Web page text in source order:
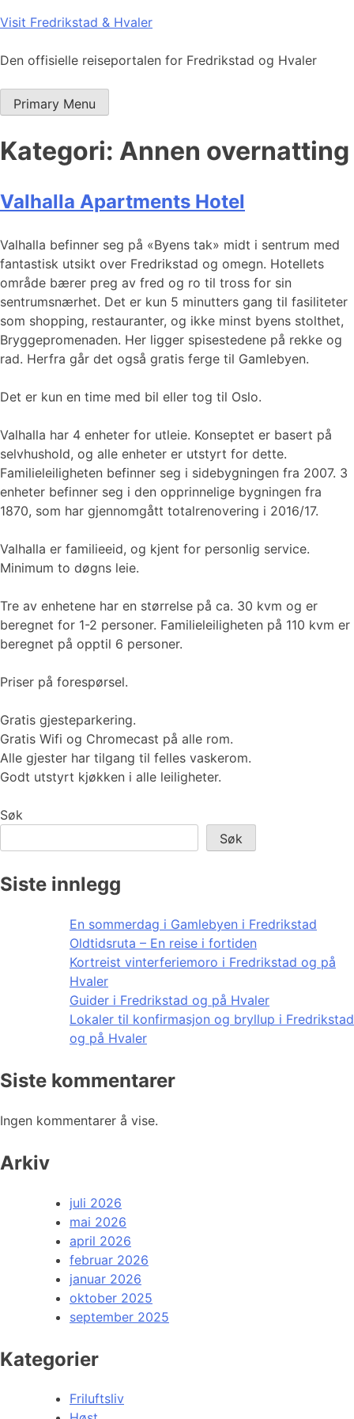
Skip
content
Visit Fredrikstad & Hvaler
Den offisielle reiseportalen for Fredrikstad og Hvaler
Primary Menu
Kategori: Annen overnatting
Valhalla Apartments Hotel
Valhalla befinner seg på «Byens tak» midt i sentrum med
fantastisk utsikt over Fredrikstad og omegn. Hotellets
område bærer preg av fred og ro til tross for sin
sentrumsnærhet. Det er kun 5 minutters gang til fasiliteter
som shopping, restauranter, og ikke minst byens stolthet,
Bryggepromenaden. Her ligger spisestedene på rekke og
rad. Herfra går det også gratis ferge til Gamlebyen.
Det er kun en time med bil eller tog til Oslo.
Valhalla har 4 enheter for utleie. Konseptet er basert på
selvhushold, og alle enheter er utstyrt for dette.
Familieleiligheten befinner seg i sidebygningen fra 2007. 3
enheter befinner seg i den opprinnelige bygningen fra
1870, som har gjennomgått totalrenovering i 2016/17.
Valhalla er familieeid, og kjent for personlig service.
Minimum to døgns leie.
Tre av enhetene har en størrelse på ca. 30 kvm og er
beregnet for 1-2 personer. Familieleiligheten på 110 kvm er
beregnet på opptil 6 personer.
Priser på forespørsel.
Gratis gjesteparkering.
Gratis Wifi og Chromecast på alle rom.
Alle gjester har tilgang til felles vaskerom.
Godt utstyrt kjøkken i alle leiligheter.
Søk
Søk
Siste innlegg
En sommerdag i Gamlebyen i Fredrikstad
Oldtidsruta – En reise i fortiden
Kortreist vinterferiemoro i Fredrikstad og på
Hvaler
Guider i Fredrikstad og på Hvaler
Lokaler til konfirmasjon og bryllup i Fredrikstad
og på Hvaler
Siste kommentarer
Ingen kommentarer å vise.
Arkiv
juli 2026
mai 2026
april 2026
februar 2026
januar 2026
oktober 2025
september 2025
Kategorier
Friluftsliv